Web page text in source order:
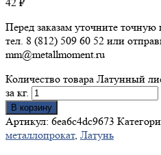
Перед заказам уточните
тел. 8 (812) 509 60 52 или
mm@metallmoment.ru
Количество товара Латунный
за кг.
В корзину
Артикул: 6ea6c4dc9673
металлопрокат, Латунь